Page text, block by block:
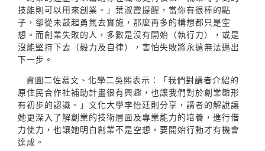
技能則可以用來創業。」葉淑霞提醒，當你有很棒的點
子，卻從未鼓起勇氣去實施，那麼再多的構想都只是空
想。而創業失敗的人，多數是沒有開始（執行力），或是
沒能堅持下去（毅力及自律），害怕失敗將永遠無法邁出
下一步。
資圖二佐慕文、化學二吳熙表示：「我們對講者介紹的
原住民合作社補助計畫很有興趣，也讓我們對於創業雛形
有初步的認識。」文化大學李怡廷則分享，講者的解說讓
她更深入了解創業的技術層面及專業能力的培養，進行借
力使力，也讓她明白創業不是空想，要開始行動才有機會
達成。